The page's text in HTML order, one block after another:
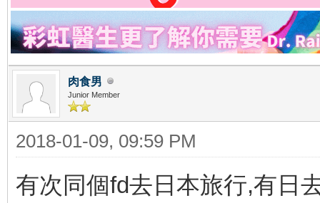
肉食男
Junior Member
2018-01-09, 09:59 PM
有次同個fd去日本旅行,有日